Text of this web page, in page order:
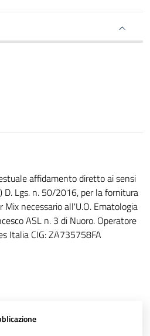
affidamento diretto ai sensi
Lgs. n. 50/2016, per la fornitura
necessario all'U.O. Ematologia
ASL n. 3 di Nuoro. Operatore
Italia CIG: ZA735758FA